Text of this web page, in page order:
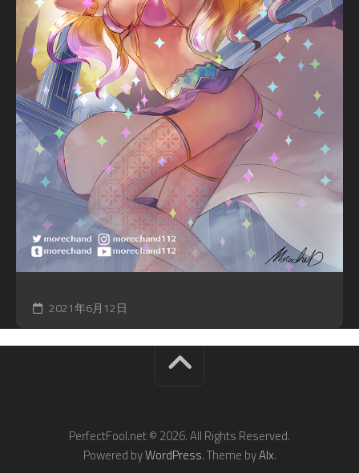
2021年6月12日
PerfectFool.net © 2026. All Rights Reserved.
Powered byWordPress. Theme byAlx.